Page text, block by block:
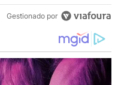
Gestionado por